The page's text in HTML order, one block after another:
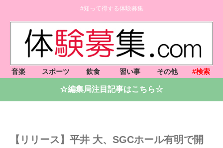
#知って得する体験募集
音楽 スポーツ 飲食 習い事 その他 #検索
☆編集局注目記事はこちら☆
【リリース】平井 大、SGCホール有明で開